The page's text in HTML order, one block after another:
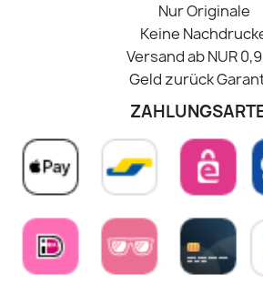
Nur Originale
Keine
Versand ab NUR
Geld zurück